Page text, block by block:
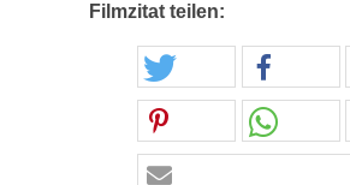
Filmzitat teilen: